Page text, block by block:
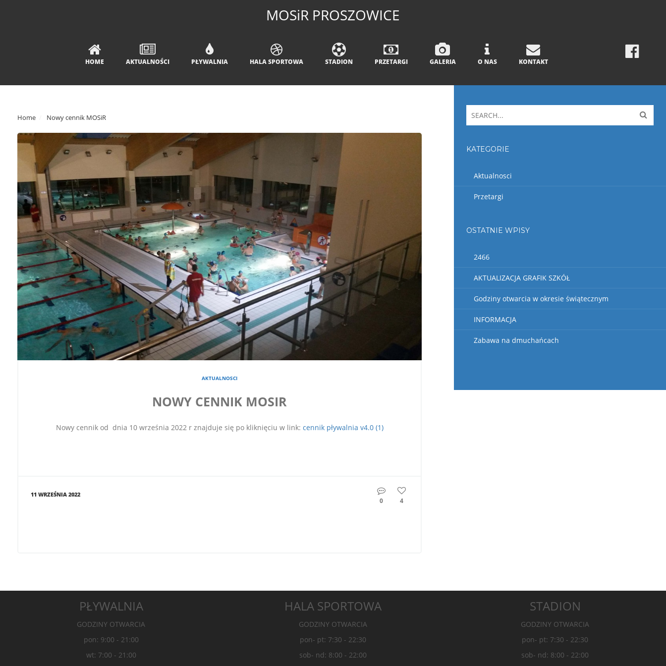
MOSiR PROSZOWICE
HOME AKTUALNOŚCI PŁYWALNIA HALA SPORTOWA STADION PRZETARGI GALERIA O NAS KONTAKT
Home Nowy cennik MOSiR
AKTUALNOSCI
NOWY CENNIK MOSIR
Nowy cennik od dnia 10 września 2022 r znajduje się po kliknięciu w link: cennik pływalnia v4.0 (1)
11 WRZEŚNIA 2022
0 4
KATEGORIE
Aktualnosci
Przetargi
OSTATNIE WPISY
2466
AKTUALIZACJA GRAFIK SZKÓŁ
Godziny otwarcia w okresie świątecznym
INFORMACJA
Zabawa na dmuchańcach
PŁYWALNIA
GODZINY OTWARCIA
pon: 9:00 - 21:00
wt: 7:00 - 21:00
HALA SPORTOWA
GODZINY OTWARCIA
pon- pt: 7:30 - 22:30
sob- nd: 8:00 - 22:00
STADION
GODZINY OTWARCIA
pon- pt: 7:30 - 22:30
sob- nd: 8:00 - 22:00